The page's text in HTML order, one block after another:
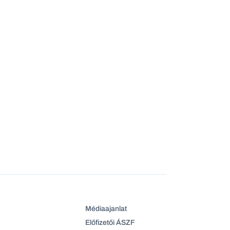
Médiaajanlat
Előfizetői ÁSZF